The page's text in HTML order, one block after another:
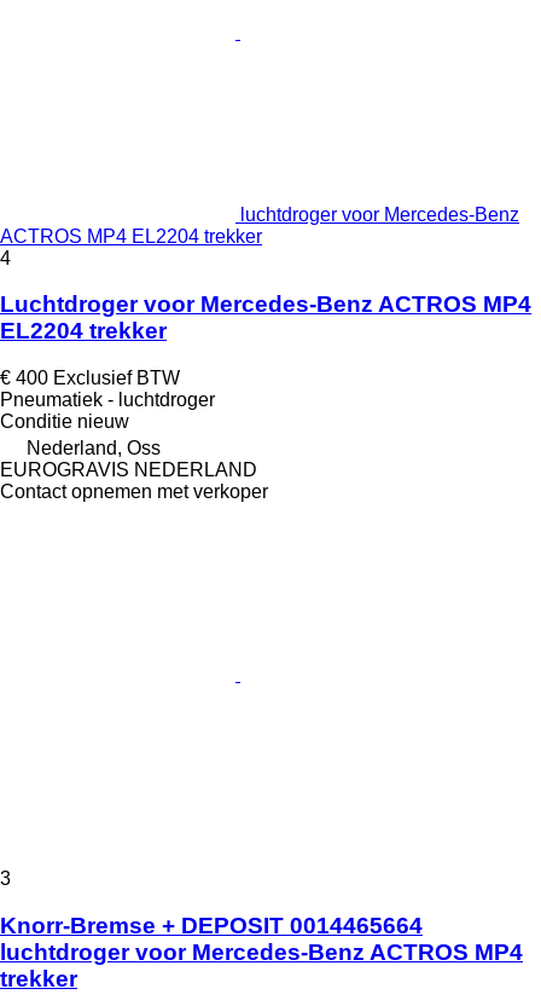
luchtdroger voor Mercedes-Benz
ACTROS MP4 EL2204 trekker
4
Luchtdroger voor Mercedes-Benz ACTROS MP4
EL2204 trekker
€ 400 Exclusief BTW
Pneumatiek - luchtdroger
Conditie nieuw
Nederland, Oss
EUROGRAVIS NEDERLAND
Contact opnemen met verkoper
3
Knorr-Bremse + DEPOSIT 0014465664
luchtdroger voor Mercedes-Benz ACTROS MP4
trekker